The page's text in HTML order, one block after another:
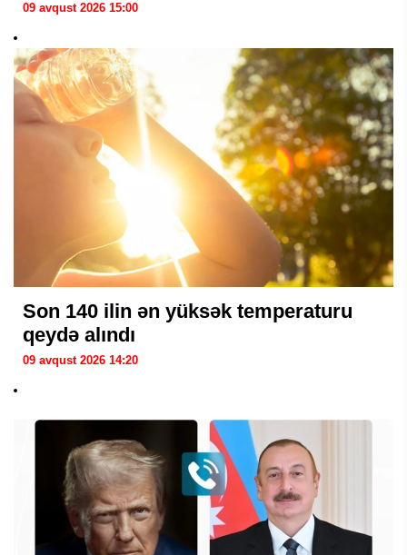
09 avqust 2026 15:00
Son 140 ilin ən yüksək temperaturu
qeydə alındı
09 avqust 2026 14:20